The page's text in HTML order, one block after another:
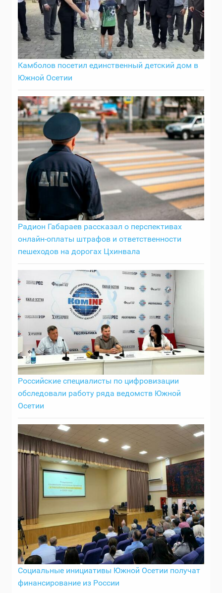
Камболов посетил единственный детский дом в
Южной Осетии
Радион Габараев рассказал о перспективах
онлайн-оплаты штрафов и ответственности
пешеходов на дорогах Цхинвала
Российские специалисты по цифровизации
обследовали работу ряда ведомств Южной
Осетии
Социальные инициативы Южной Осетии получат
финансирование из России